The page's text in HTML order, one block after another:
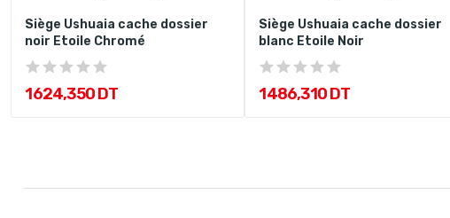
Siège Ushuaia cache dossier
noir Etoile Chromé
1 624,350 DT
Siège Ushuaia cache dossier
blanc Etoile Noir
1 486,310 DT